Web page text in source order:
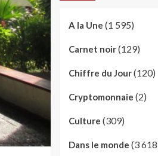
A la Une (1 595)
Carnet noir(129)
Chiffre du Jour(120)
Cryptomonnaie (2)
Culture (309)
Dans le monde (3